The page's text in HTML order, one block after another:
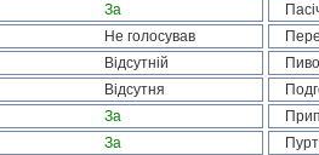
За
Не голосував
Відсутній
Відсутня
За
За